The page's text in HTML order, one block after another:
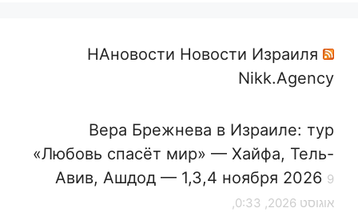
НАновости Новости Израиля
Nikk.Agency
Вера Брежнева в Израиле: тур
«Любовь спасёт мир» — Хайфа, Тель-
Авив, Ашдод — 1,3,4 ноября 2026 9
אוגוסט 2026, 0:33,